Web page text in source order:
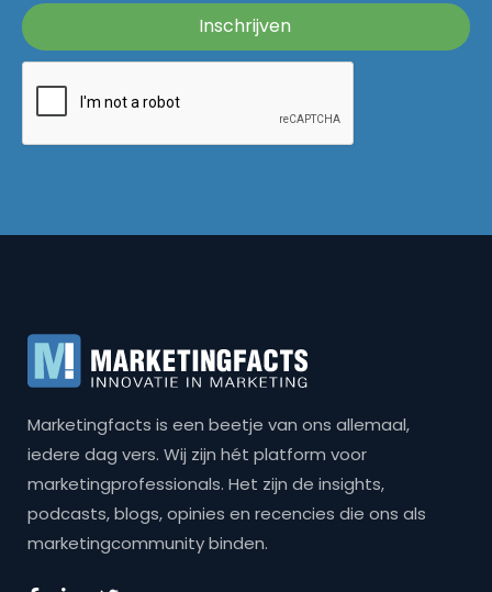
Marketingfacts is een beetje van ons allemaal,
iedere dag vers. Wij zijn hét platform voor
marketingprofessionals. Het zijn de insights,
podcasts, blogs, opinies en recencies die ons als
marketingcommunity binden.